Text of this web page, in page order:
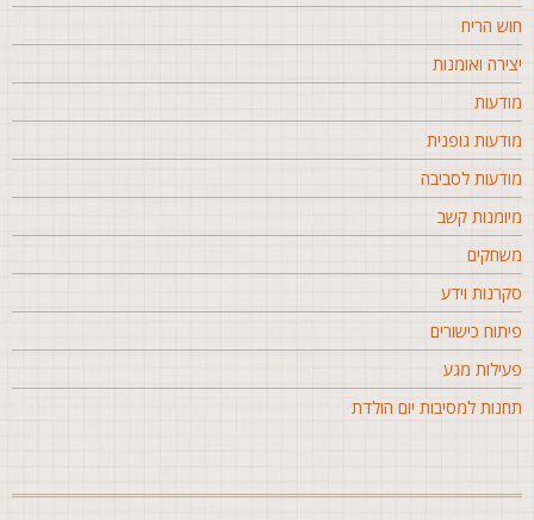
הריח
ואומנות
גופנית
לסביבה
קשב
וידע
כישורים
מגע
למסיבות יום הולדת